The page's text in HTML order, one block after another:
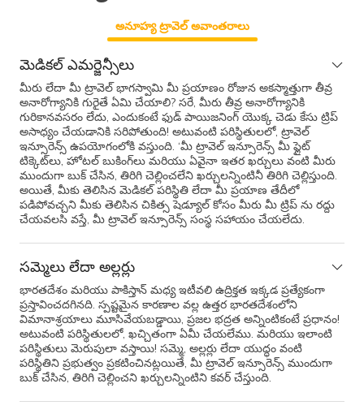
అనూహ్య ట్రావెల్ అవాంతరాలు
మెడికల్ ఎమర్జెన్సీలు
మీరు లేదా మీ ట్రావెల్ భాగస్వామి మీ ప్రయాణం రోజున అకస్మాత్తుగా తీవ్ర
అనారోగ్యానికి గురైతే ఏమి చేయాలి? సరే, మీరు తీవ్ర అనారోగ్యానికి
గురికానవసరం లేదు, ఎందుకంటే ఫుడ్ పాయిజనింగ్ యొక్క చెడు కేసు ట్రిప్
అసాధ్యం చేయడానికి సరిపోతుంది! అటువంటి పరిస్థితులలో, ట్రావెల్
ఇన్సూరెన్స్ ఉపయోగంలోకి వస్తుంది. ‘మీ ట్రావెల్ ఇన్సూరెన్స్ మీ ఫ్లైట్
టిక్కెట్‌లు, హోటల్ బుకింగ్‌లు మరియు ఏవైనా ఇతర ఖర్చులు వంటి మీరు
ముందుగా బుక్ చేసిన, తిరిగి చెల్లించలేని ఖర్చులన్నింటినీ తిరిగి చెల్లిస్తుంది.
అయితే, మీకు తెలిసిన మెడికల్ పరిస్థితి లేదా మీ ప్రయాణ తేదీలో
పడిపోవచ్చని మీకు తెలిసిన చికిత్స షెడ్యూల్ కోసం మీరు మీ ట్రిప్ ను రద్దు
చేయవలసి వస్తే, మీ ట్రావెల్ ఇన్సూరెన్స్ సంస్థ సహాయం చేయలేదు.
సమ్మెలు లేదా అల్లర్లు
భారతదేశం మరియు పాకిస్తాన్ మధ్య ఇటీవలి ఉద్రిక్తత ఇక్కడ ప్రత్యేకంగా
ప్రస్తావించదగినది. స్పష్టమైన కారణాల వల్ల ఉత్తర భారతదేశంలోని
విమానాశ్రయాలు మూసివేయబడ్డాయి, ప్రజల భద్రత అన్నింటికంటే ప్రధానం!
అటువంటి పరిస్థితులలో, ఖచ్చితంగా ఏమీ చేయలేము. మరియు ఇలాంటి
పరిస్థితులు మెరుపులా వస్తాయి! సమ్మె, అల్లర్లు లేదా యుద్ధం వంటి
పరిస్థితిని ప్రభుత్వం ప్రకటించినట్లయితే, మీ ట్రావెల్ ఇన్సూరెన్స్ ముందుగా
బుక్ చేసిన, తిరిగి చెల్లించని ఖర్చులన్నింటిని కవర్ చేస్తుంది.